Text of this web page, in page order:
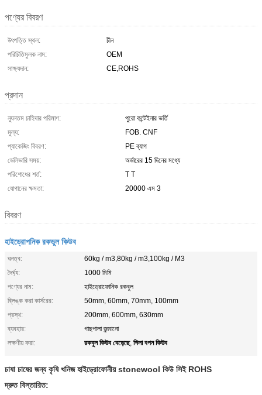
পণ্যের বিবরণ
উৎপত্তি স্থল:
চীন
পরিচিতিমুলক নাম:
OEM
সাক্ষ্যদান:
CE,ROHS
প্রদান
ন্যূনতম চাহিদার পরিমাণ:
পুরো কন্টেইনার ভর্তি
মূল্য:
FOB. CNF
প্যাকেজিং বিবরণ:
PE ব্যাগ
ডেলিভারি সময়:
অর্ডারের 15 দিনের মধ্যে
পরিশোধের শর্ত:
T T
যোগানের ক্ষমতা:
20000 এম 3
বিবরণ
হাইড্রোপনিক রকভুল কিউব
ঘনত্ব:
60kg / m3,80kg / m3,100kg / M3
দৈর্ঘ্য:
1000 মিমি
পণ্যের নাম:
হাইড্রোফোনিক রকবুল
ব্লিঙ্ক করা কার্সরের:
50mm, 60mm, 70mm, 100mm
প্রস্থ:
200mm, 600mm, 630mm
ব্যবহার:
গাছপালা জন্মানো
লক্ষণীয় করা:
রকবুল কিউব বেড়েছে, শিলা বপন কিউব
চাষা চাষের জন্য কৃষি খনিজ হাইড্রোফোনীয় stonewool কিউ সিই ROHS
দ্রুত বিস্তারিত: